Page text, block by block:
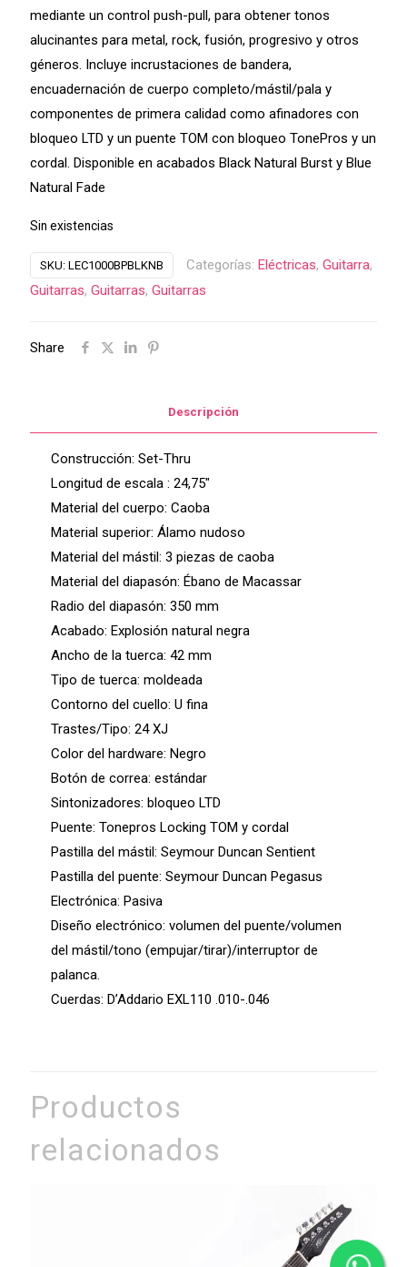
mediante un control push-pull, para obtener tonos
alucinantes para metal, rock, fusión, progresivo y otros
géneros. Incluye incrustaciones de bandera,
encuadernación de cuerpo completo/mástil/pala y
componentes de primera calidad como afinadores con
bloqueo LTD y un puente TOM con bloqueo TonePros y un
cordal. Disponible en acabados Black Natural Burst y Blue
Natural Fade
Sin existencias
SKU: LEC1000BPBLKNB Categorías: Eléctricas, Guitarra,
Guitarras, Guitarras, Guitarras
Share
Descripción
Construcción: Set-Thru
Longitud de escala : 24,75″
Material del cuerpo: Caoba
Material superior: Álamo nudoso
Material del mástil: 3 piezas de caoba
Material del diapasón: Ébano de Macassar
Radio del diapasón: 350 mm
Acabado: Explosión natural negra
Ancho de la tuerca: 42 mm
Tipo de tuerca: moldeada
Contorno del cuello: U fina
Trastes/Tipo: 24 XJ
Color del hardware: Negro
Botón de correa: estándar
Sintonizadores: bloqueo LTD
Puente: Tonepros Locking TOM y cordal
Pastilla del mástil: Seymour Duncan Sentient
Pastilla del puente: Seymour Duncan Pegasus
Electrónica: Pasiva
Diseño electrónico: volumen del puente/volumen
del mástil/tono (empujar/tirar)/interruptor de
palanca.
Cuerdas: D’Addario EXL110 .010-.046
Productos
relacionados